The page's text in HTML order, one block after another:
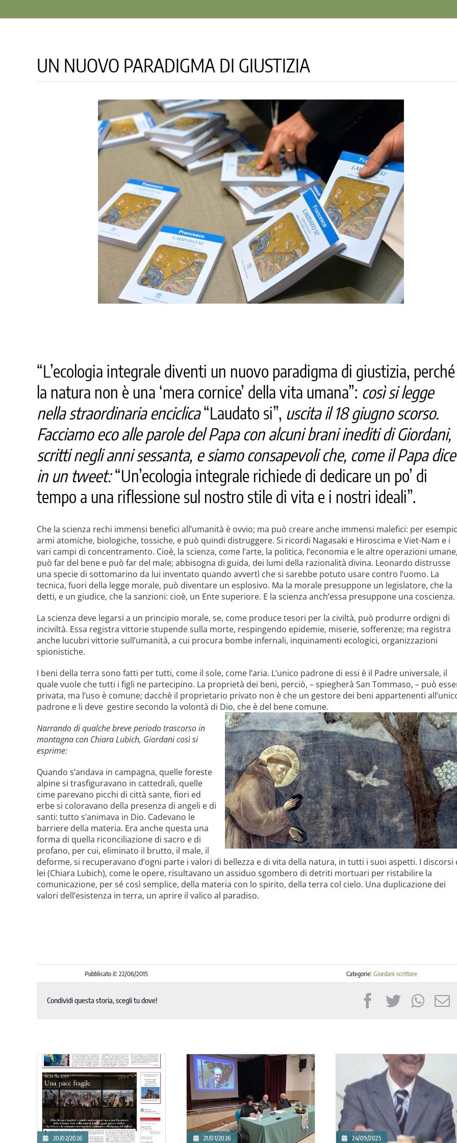
UN NUOVO PARADIGMA DI GIUSTIZIA
“L’ecologia integrale diventi un nuovo paradigma di giustizia, perché
la natura non è una ‘mera cornice’ della vita umana”: così si legge
nella straordinaria enciclica“Laudato si”, uscita il 18 giugno scorso.
Facciamo eco alle parole del Papa con alcuni brani inediti di Giordani,
scritti negli anni sessanta, e siamo consapevoli che, come il Papa dice
in un tweet:“Un’ecologia integrale richiede di dedicare un po’ di
tempo a una riflessione sul nostro stile di vita e i nostri ideali”.
Che la scienza rechi immensi benefici all’umanità è ovvio; ma può creare anche immensi malefici: per
armi atomiche, biologiche, tossiche, e può quindi distruggere. Si ricordi Nagasaki e Hiroscima e Viet-Nam e i
vari campi di concentramento. Cioè, la scienza, come l’arte, la politica, l’economia e le altre operazioni
può far del bene e può far del male; abbisogna di guida, dei lumi della razionalità divina. Leonardo distrusse
una specie di sottomarino da lui inventato quando avvertì che si sarebbe potuto usare contro l’uomo. La
tecnica, fuori della legge morale, può diventare un esplosivo. Ma la morale presuppone un legislatore, che la
detti, e un giudice, che la sanzioni: cioè, un Ente superiore. E la scienza anch’essa presuppone una coscienza.
La scienza deve legarsi a un principio morale, se, come produce tesori per la civiltà, può produrre ordigni di
inciviltà. Essa registra vittorie stupende sulla morte, respingendo epidemie, miserie, sofferenze; ma registra
anche lucubri vittorie sull’umanità, a cui procura bombe infernali, inquinamenti ecologici, organizzazioni
spionistiche.
I beni della terra sono fatti per tutti, come il sole, come l’aria. L’unico padrone di essi è il Padre universale, il
quale vuole che tutti i figli ne partecipino. La proprietà dei beni, perciò, – spiegherà San Tommaso, – può
privata, ma l’uso è comune; dacchè il proprietario privato non è che un gestore dei beni appartenenti
padrone e li deve gestire secondo la volontà di Dio, che èdel bene comune.
Narrando di qualche breve periodo trascorso in
montagna con Chiara Lubich, Giordani così si
esprime:
Quando s’andava in campagna, quelle foreste
alpine si trasfiguravano in cattedrali, quelle
cime parevano picchi di città sante, fiori ed
erbe si coloravano della presenza di angeli e di
santi: tutto s’animava in Dio. Cadevano le
barriere della materia. Era anche questa una
forma di quella riconciliazione di sacro e di
profano, per cui, eliminato il brutto, il male, il
deforme, si recuperavano d’ogni parte i valori di bellezza e di vita della natura, in tutti i suoi aspetti. I discorsi
lei (Chiara Lubich), come le opere, risultavano un assiduo sgombero di detriti mortuari per ristabilire la
comunicazione, per sé così semplice, della materia con lo spirito, della terra col cielo. Una duplicazione dei
valori dell’esistenza in terra, un aprire il valico al paradiso.
Pubblicato il: 22/06/2015 Categorie:Giordani scrittore
Condividi questa storia, scegli tu dove!
20/07/2025 20/07/2025 26/06/2025